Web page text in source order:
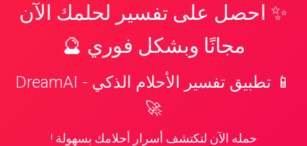
✨ احصل على تفسير لحلمك الآن
مجانًا وبشكل فوري 🔮
📱 تطبيق تفسير الأحلام الذكي - DreamAI
🚀
حمله الآن لتكتشف أسرار أحلامك بسهولة !